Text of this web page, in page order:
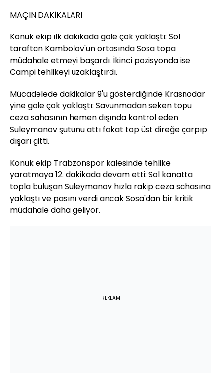
MAÇIN DAKİKALARI
Konuk ekip ilk dakikada gole çok yaklaştı: Sol
taraftan Kambolov'un ortasında Sosa topa
müdahale etmeyi başardı. İkinci pozisyonda ise
Campi tehlikeyi uzaklaştırdı.
Mücadelede dakikalar 9'u gösterdiğinde Krasnodar
yine gole çok yaklaştı: Savunmadan seken topu
ceza sahasının hemen dışında kontrol eden
Suleymanov şutunu attı fakat top üst direğe çarpıp
dışarı gitti.
Konuk ekip Trabzonspor kalesinde tehlike
yaratmaya 12. dakikada devam etti: Sol kanatta
topla buluşan Suleymanov hızla rakip ceza sahasına
yaklaştı ve pasını verdi ancak Sosa'dan bir kritik
müdahale daha geliyor.
REKLAM